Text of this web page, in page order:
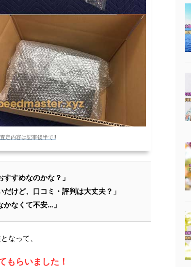
定内容は記事後半で!!
すめなのかな？」
けど、 口コミ・評判は大丈夫？」
かなくて不安…」
なって、
もらいました！